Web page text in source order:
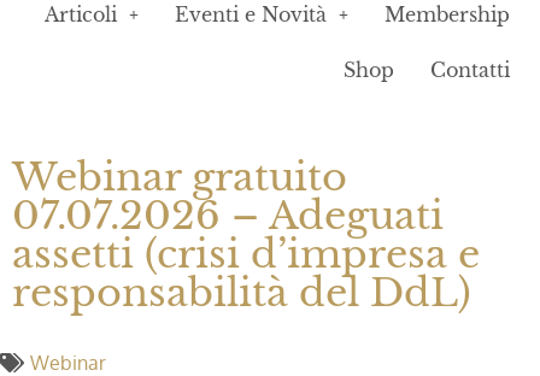
Articoli Eventi e Novità Membership
Shop Contatti
Webinar gratuito
07.07.2026 – Adeguati
assetti (crisi d’impresa e
responsabilità del DdL)
Webinar